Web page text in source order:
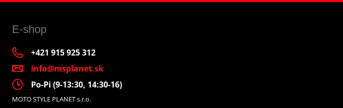
E-shop
+421 915 925 312
info@msplanet.sk
Po-Pi (9-13:30, 14:30-16)
MOTO STYLE PLANET s.r.o.